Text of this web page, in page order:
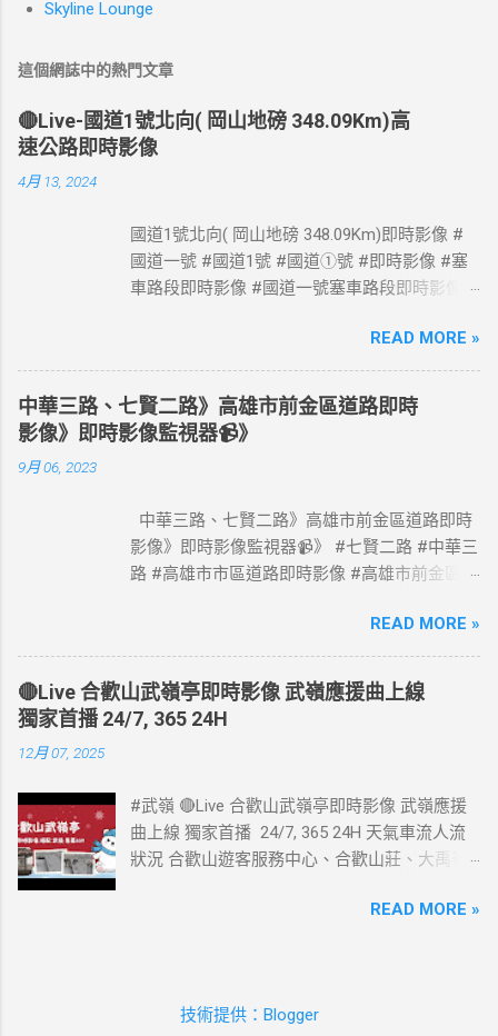
Skyline Lounge
這個網誌中的熱門文章
🔴Live-國道1號北向( 岡山地磅 348.09Km)高
速公路即時影像
4月 13, 2024
國道1號北向( 岡山地磅 348.09Km)即時影像 #
國道一號 #國道1號 #國道①號 #即時影像 #塞
車路段即時影像 #國道一號塞車路段即時影像 #
#國道1號塞車路段 #Taiwan #Live #freeway #
高速公路即時影像 #高速公路 即時了解路況，
以免塞車。 影像資料來源：交通部高速公路局
政府網站資料開放宣告
https://www.freeway.gov.tw/Publish.aspx?
READ MORE »
中華三路、七賢二路》高雄市前金區道路即時
影像》即時影像監視器📹》
9月 06, 2023
中華三路、七賢二路》高雄市前金區道路即時
影像》即時影像監視器📹》 #七賢二路 #中華三
路 #高雄市市區道路即時影像 #高雄市前金區道
READ MORE »
🔴Live 合歡山武嶺亭即時影像 武嶺應援曲上線
獨家首播 24/7, 365 24H
12月 07, 2025
#武嶺 🔴Live 合歡山武嶺亭即時影像 武嶺應援
曲上線 獨家首播 24/7, 365 24H 天氣車流人流
狀況 合歡山遊客服務中心、合歡山莊、大禹嶺
武嶺亭即時影像 #武嶺 合歡山武嶺即時影像 》
嶺亭 #武嶺亭即時影像 #武嶺亭 #合歡山武嶺亭
READ MORE »
技術提供：Blogger